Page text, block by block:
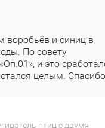
воробьёв и синиц в
По совету
и это
целым.
птиц с двумя